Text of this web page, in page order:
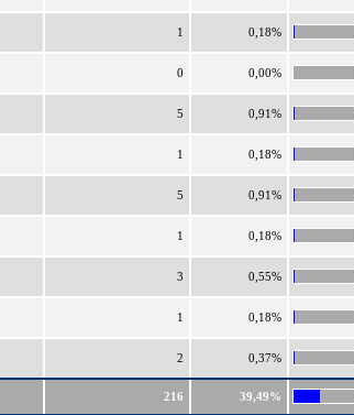
1 0,18%
0 0,00%
5 0,91%
1 0,18%
5 0,91%
1 0,18%
3 0,55%
1 0,18%
2 0,37%
216 39,49%